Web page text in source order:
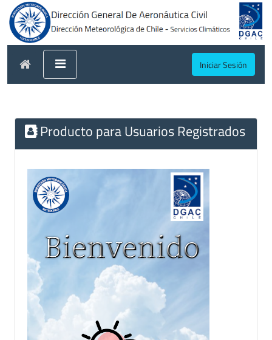
Iniciar Sesión
Producto para Usuarios Registrados